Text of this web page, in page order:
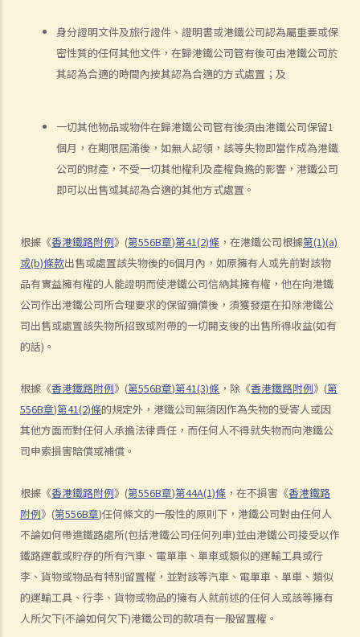
身分證明文件及旅行證件、證明書或港鐵公司認為屬重要或保
密性質的任何其他文件，在歸港鐵公司管有後可由港鐵公司於
其認為合適的時間內按其認為合適的方式處置；及
一切其他物品或物件在歸港鐵公司管有後須由港鐵公司保留1
個月，在期限屆滿後，如無人認領，該等失物即當作成為港鐵
公司的財產，不受一切其他權利及產權負擔的影響，港鐵公司
即可以出售或其認為合適的其他方式處置。
根據《香港鐵路附例》 (第556B章)第41(2)條 ，在港鐵公司根據第(1)(a)
或(b)條款出售或處置該失物後的6個月內，如原擁有人或先前對該物
品有實益擁有權的人能證明而使港鐵公司信納其擁有權，他在向港鐵
公司作出港鐵公司所合理要求的保留彌償後，須獲發還在扣除港鐵公
司出售或處置該失物所招致或附帶的一切開支後的出售所得收益(如有
的話) 。
根據《香港鐵路附例》 (第556B章)第41(3)條 ，除《香港鐵路附例》 (第
556B章)第41(2)條的規定外，港鐵公司無須因作為失物的受寄人或因
其他方面而對任何人承擔法律責任，而任何人不得就失物而向港鐵公
司申索損害賠償或補償。
根據《香港鐵路附例》 (第556B章)第44A(1)條 ，在不損害《香港鐵路
附例》 (第556B章)任何條文的一般性的原則下，港鐵公司對由任何人
不論如何帶進鐵路處所(包括港鐵公司任何列車)並由港鐵公司接受以作
鐵路運載或貯存的所有汽車、電單車、單車或類似的運輸工具或行
李、貨物或物品有特別留置權，並對該等汽車、電單車、單車、類似
的運輸工具、行李、貨物或物品的擁有人就前述的任何人或該等擁有
人所欠下(不論如何欠下)港鐵公司的款項有一般留置權。
判決摘要：發生交通意外導致財物損毀，甚至造成人命傷亡的嚴重後
果，並不一定是「危險駕駛」（香港特別行政區 訴 林志發）
b. 涉及酒類或藥物的危險駕駛
c. 法庭取態
a. 「掌管汽車」
b. 「沒有能力妥當地控制該汽車」
2. 進行呼氣測試及提供樣本以作分析的責任
a. 進行呼氣測試的責任
1. D先生在駕車時被警方截停，並被要求進行隨機抽樣呼氣測試。D先生
剛參加完狂野派對，他清楚知道體內的酒精含量肯定超過法定限度。為
了一個藉口拒絕接受呼氣測試：「喂，那些呼氣測試工具可能含有傳染
病細菌，我可不願做這種測試」。D先生這個做法行得通嗎？
2. D女士在酒吧喝了幾杯後開車回家，途中被警方截停，並被要求進行
旁邊吹氣，而不是吹進氣孔內。D女士這個做法可行嗎？
b. 進行藥物測試的責任
c. 提供樣本以作分析的責任
1. A女士駕駛汽車時撞向前面的車輛。警務人員到達現場，發現A女士腳
步虛浮，說話含糊不清，而且滿身酒氣。基於A女士這種情況，警員認
為不能在現場為她進行呼氣測試。其後，A女士被帶到醫院，但她仍處
於明顯醉酒的狀態。一名警員要求她提供尿液樣本作化驗。A女士發現